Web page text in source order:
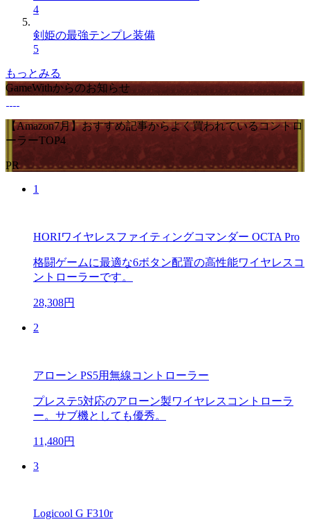
4
剣姫の最強テンプレ装備
5
もっとみる
GameWithからのお知らせ
【Amazon7月】おすすめ記事からよく買われているコントロ
ーラーTOP4
PR
1
HORIワイヤレスファイティングコマンダー OCTA Pro
格闘ゲームに最適な6ボタン配置の高性能ワイヤレスコ
ントローラーです。
28,308円
2
アローン PS5用無線コントローラー
プレステ5対応のアローン製ワイヤレスコントローラ
ー。サブ機としても優秀。
11,480円
3
Logicool G F310r